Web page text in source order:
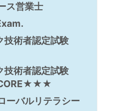
ス営業士
技術者認定試験
技術者認定試験
CORE★★★
ーバルリテラシー